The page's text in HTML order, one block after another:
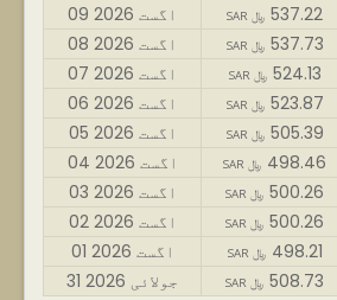
09 اگست 2026
SAR ﷼ 537.22
08 اگست 2026
SAR ﷼ 537.73
07 اگست 2026
SAR ﷼ 524.13
06 اگست 2026
SAR ﷼ 523.87
05 اگست 2026
SAR ﷼ 505.39
04 اگست 2026
SAR ﷼ 498.46
03 اگست 2026
SAR ﷼ 500.26
02 اگست 2026
SAR ﷼ 500.26
01 اگست 2026
SAR ﷼ 498.21
31 جولائی 2026
SAR ﷼ 508.73